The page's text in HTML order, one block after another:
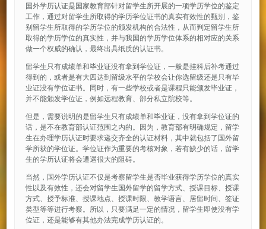
国外学历认证是国家教育部针对留学生所开展的一项学历学位的鉴定
工作，通过对留学生所取得的学历学位证书的真实有效性的甄别，鉴
别留学生所取得的学历学位的颁发机构的合法性，从而判定留学生所
取得的学历学位的真实性，并与我国的学历学位体系的相对应的关系
做一个权威的确认，最终出具纸质的认证书。
留学生只有成绩单和毕业证没有拿到学位证，一般是挂科后补考通过
得到的，或者是有大四达到留级水平的学校会让你选留级还是只有毕
业证没有学位证书。同时，有一些学校或者是课程只能颁发毕业证，
并不能颁发学位证，例如远程教育、部分私立院校等。
但是，需要说明的是留学生只有成绩单和毕业证，没有拿到学位证的
话，是不在教育部认证范围之内的。因为，教育部有明确规定，留学
生在办理学历认证时要求递交齐全的认证材料，其中就包括了国外留
学所获的学位证。学位证作为重要的考核对象，若有缺少的话，留学
生的学历认证将会遭遇很大的阻碍。
当然，国外学历认证不仅是考察留学生是否毕业获得学历学位的真实
性以及有效性，还会对留学生国外留学的留学方式、授课目标、授课
方式、授予标准、授课地点、授课时限、教学语言、居留时间、签证
类型等等进行考察。所以，只要满足一定的情况，留学生即使没有学
位证，还是能够有其他办法完成学历认证的。